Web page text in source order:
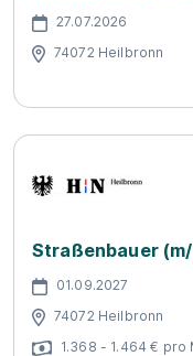
27.07.2026
74072 Heilbronn
Straßenbauer
01.09.2027
74072 Heilbronn
1.368 - 1.464 € pro